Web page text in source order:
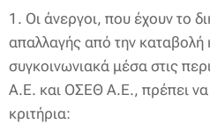
1. Οι άνεργοι, που έχουν το
απαλλαγής από την καταβολή
συγκοινωνιακά μέσα στις
Α.Ε. και ΟΣΕΘ Α.Ε., πρέπει να
κριτήρια: